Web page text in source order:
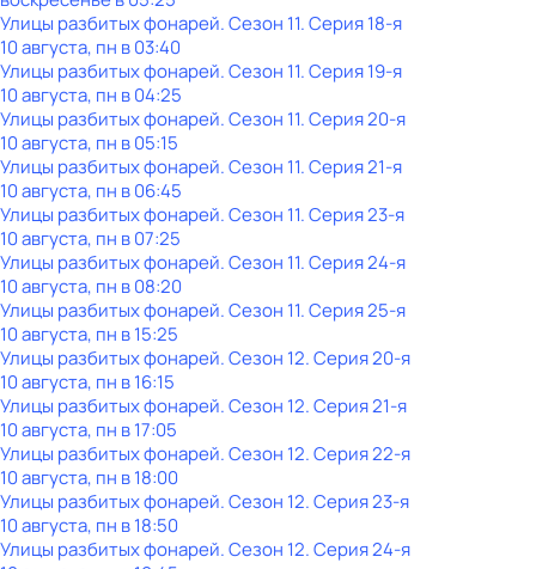
Улицы разбитых фонарей. Сезон 11. Серия 18-я
10 августа, пн в 03:40
Улицы разбитых фонарей. Сезон 11. Серия 19-я
10 августа, пн в 04:25
Улицы разбитых фонарей. Сезон 11. Серия 20-я
10 августа, пн в 05:15
Улицы разбитых фонарей. Сезон 11. Серия 21-я
10 августа, пн в 06:45
Улицы разбитых фонарей. Сезон 11. Серия 23-я
10 августа, пн в 07:25
Улицы разбитых фонарей. Сезон 11. Серия 24-я
10 августа, пн в 08:20
Улицы разбитых фонарей. Сезон 11. Серия 25-я
10 августа, пн в 15:25
Улицы разбитых фонарей. Сезон 12. Серия 20-я
10 августа, пн в 16:15
Улицы разбитых фонарей. Сезон 12. Серия 21-я
10 августа, пн в 17:05
Улицы разбитых фонарей. Сезон 12. Серия 22-я
10 августа, пн в 18:00
Улицы разбитых фонарей. Сезон 12. Серия 23-я
10 августа, пн в 18:50
Улицы разбитых фонарей. Сезон 12. Серия 24-я